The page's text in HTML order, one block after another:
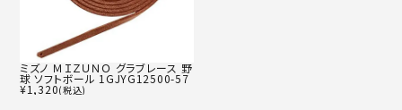
ミズノ ＭＩＺＵＮＯ グラブレース 野
球 ソフトボール 1GJYG12500-57
¥1,320(税込)